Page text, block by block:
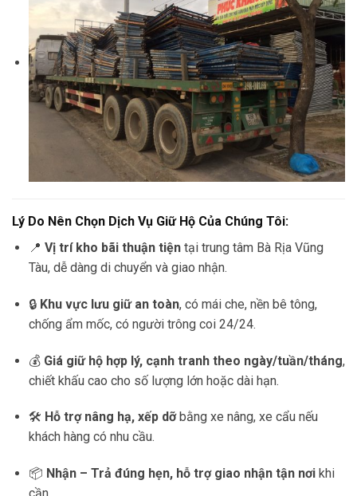
Lý Do Nên Chọn Dịch Vụ Giữ Hộ Của Chúng Tôi:
📍 Vị trí kho bãi thuận tiệntại trung tâm Bà Rịa Vũng
Tàu, dễ dàng di chuyển và giao nhận.
🔒 Khu vực lưu giữ an toàn, có mái che, nền bê tông,
chống ẩm mốc, có người trông coi 24/24.
💰 Giá giữ hộ hợp lý, cạnh tranh theo ngày/tuần/tháng,
chiết khấu cao cho số lượng lớn hoặc dài hạn.
🛠️ Hỗ trợ nâng hạ, xếp dỡbằng xe nâng, xe cẩu nếu
khách hàng có nhu cầu.
📦 Nhận – Trả đúng hẹn, hỗ trợ giao nhận tận nơikhi